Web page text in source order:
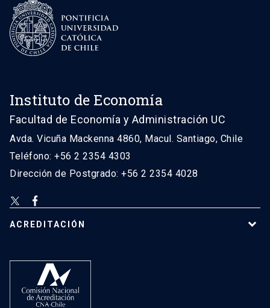
Instituto de Economía
Facultad de Economía y Administración UC
Avda. Vicuña Mackenna 4860, Macul. Santiago, Chile
Teléfono: +56 2 2354 4303
Dirección de Postgrado: +56 2 2354 4028
ACREDITACIÓN